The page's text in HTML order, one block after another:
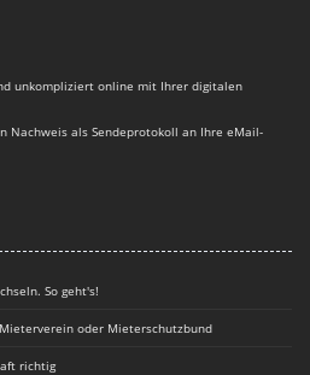
unkompliziert online mit Ihrer digitalen
Nachweis als Sendeprotokoll an Ihre eMail-
So geht's!
oder Mieterschutzbund
richtig